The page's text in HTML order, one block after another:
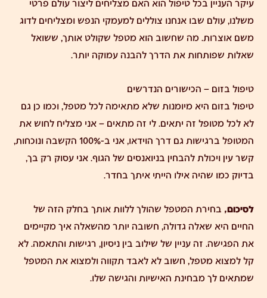
עיקר העניין בכל טיפול הוא האם מצליחים ליצור עולם פרטי
משלנו, עולם שבו אנחנו צוללים למעמקי הנפש ומצליחים לדוג
משם אוצרות. מה שחשוב הוא מטפל שקולט אותך, ששואל
שאלות שפותחות את הדרך להבנה עמוקה יותר.
טיפול בזום – הכישורים הנדרשים
טיפול בזום היא מיומנות שלא מתאימה לכל מטפל, וכמו כן גם
לא לכל מטופל זה יתאים. לי זה מתאים – אני מצליח לחוש את
המטופל ברגישות גם דרך הוידאו, אני ב-100% הקשבה ונוכחות,
קשר עין ויכולת להבחין בניואנסים של הגוף. אני עסוק רק בך,
בדיוק כמו שהיה אילו הייתי איתך בחדר.
לסיכום, בחירת המטפל שהולך ללוות אותך בחלק הזה של
החיים היא שאלה גדולה, חשובה יותר מהשאלה איך מקיימים
את הפגישה. זה עניין של שילוב בין ניסיון, רגישות והתאמה. לא
קל למצוא מטפל, חשוב לא לאבד תקווה ולמצוא את המטפל
שמתאים לך מבחינת האישיות והגישה שלו.